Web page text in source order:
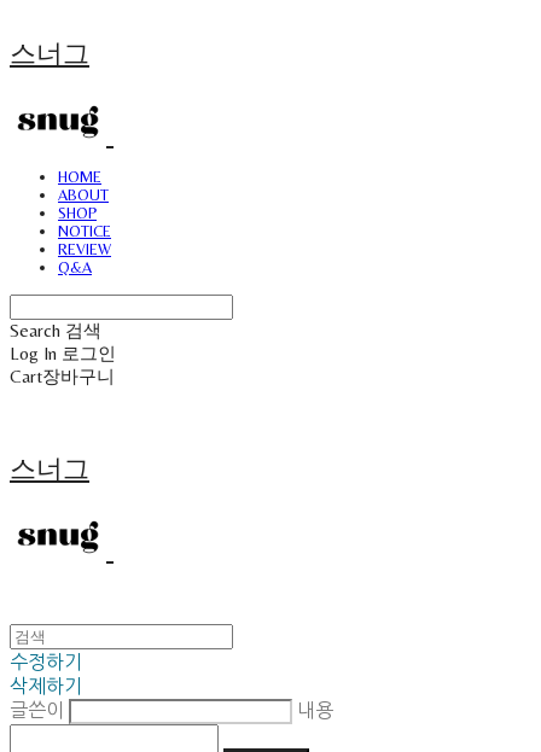
스너그
HOME
ABOUT
SHOP
NOTICE
REVIEW
Q&A
Search 검색
Log In 로그인
Cart장바구니
스너그
수정하기
삭제하기
글쓴이
내용